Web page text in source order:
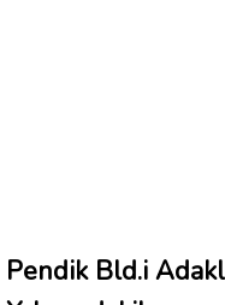
Pendik Bld.i